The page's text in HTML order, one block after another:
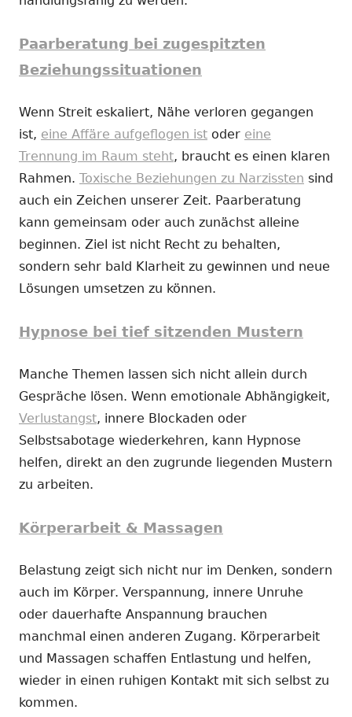
Paarberatung bei zugespitzten
Beziehungssituationen
Wenn Streit eskaliert, Nähe verloren gegangen
ist, eine Affäre aufgeflogen ist oder eine
Trennung im Raum steht, braucht es einen klaren
Rahmen. Toxische Beziehungen zu Narzissten sind
auch ein Zeichen unserer Zeit. Paarberatung
kann gemeinsam oder auch zunächst alleine
beginnen. Ziel ist nicht Recht zu behalten,
sondern sehr bald Klarheit zu gewinnen und neue
Lösungen umsetzen zu können.
Hypnose bei tief sitzenden Mustern
Manche Themen lassen sich nicht allein durch
Gespräche lösen. Wenn emotionale Abhängigkeit,
Verlustangst, innere Blockaden oder
Selbstsabotage wiederkehren, kann Hypnose
helfen, direkt an den zugrunde liegenden Mustern
zu arbeiten.
Körperarbeit & Massagen
Belastung zeigt sich nicht nur im Denken, sondern
auch im Körper. Verspannung, innere Unruhe
oder dauerhafte Anspannung brauchen
manchmal einen anderen Zugang. Körperarbeit
und Massagen schaffen Entlastung und helfen,
wieder in einen ruhigen Kontakt mit sich selbst zu
kommen.